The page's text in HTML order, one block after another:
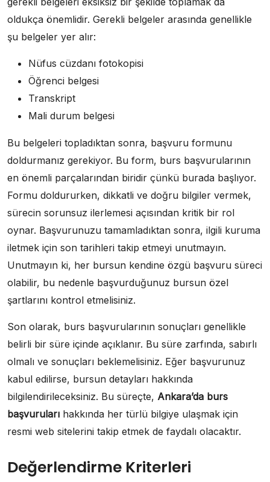
oldukça önemlidir. Gerekli belgeler arasında genellikle
şu belgeler yer alır:
Nüfus cüzdanı fotokopisi
Öğrenci belgesi
Transkript
Mali durum belgesi
Bu belgeleri topladıktan sonra, başvuru formunu
doldurmanız gerekiyor. Bu form, burs başvurularının
en önemli parçalarından biridir çünkü burada başlıyor.
Formu doldururken, dikkatli ve doğru bilgiler vermek,
sürecin sorunsuz ilerlemesi açısından kritik bir rol
oynar. Başvurunuzu tamamladıktan sonra, ilgili kuruma
iletmek için son tarihleri takip etmeyi unutmayın.
Unutmayın ki, her bursun kendine özgü başvuru süreci
olabilir, bu nedenle başvurduğunuz bursun özel
şartlarını kontrol etmelisiniz.
Son olarak, burs başvurularının sonuçları genellikle
belirli bir süre içinde açıklanır. Bu süre zarfında, sabırlı
olmalı ve sonuçları beklemelisiniz. Eğer başvurunuz
kabul edilirse, bursun detayları hakkında
bilgilendirileceksiniz. Bu süreçte, Ankara’da burs
başvuruları hakkında her türlü bilgiye ulaşmak için
resmi web sitelerini takip etmek de faydalı olacaktır.
Değerlendirme Kriterleri